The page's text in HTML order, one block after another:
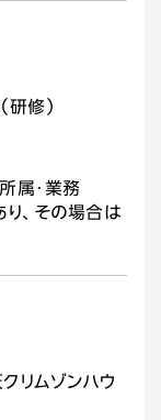
修）
属・業務
、その場合は
リムゾンハウ